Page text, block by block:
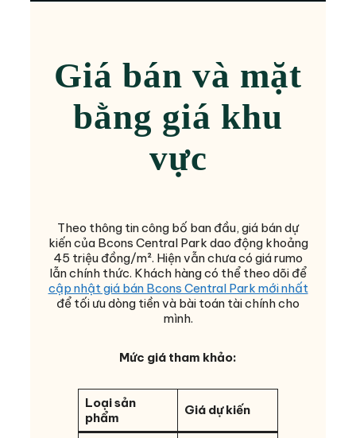
Giá bán và mặt
bằng giá khu
vực
Theo thông tin công bố ban đầu, giá bán dự
kiến của Bcons Central Park dao động khoảng
45 triệu đồng/m². Hiện vẫn chưa có giá rumo
lẫn chính thức. Khách hàng có thể theo dõi để
cập nhật giá bán Bcons Central Park mới nhất
để tối ưu dòng tiền và bài toán tài chính cho
mình.
Mức giá tham khảo:
Loại sản
phẩm
Giá dự kiến